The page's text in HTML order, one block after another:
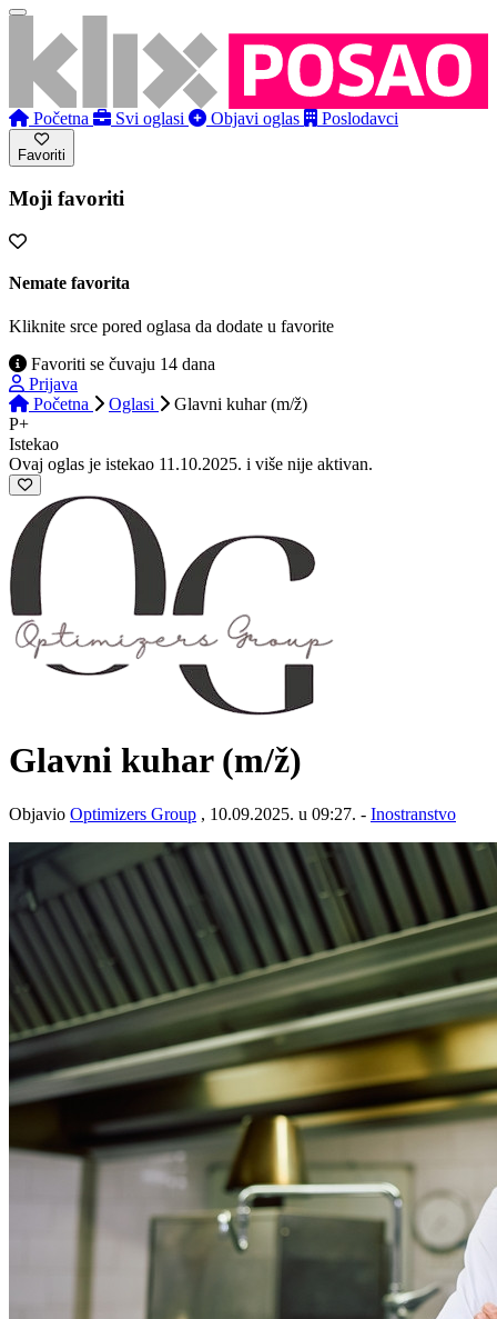
Početna Svi oglasi Objavi oglas Poslodavci
Favoriti
Moji favoriti
Nemate favorita
Kliknite srce pored oglasa da dodate u favorite
Favoriti se čuvaju 14 dana
Prijava
Početna
Oglasi
Glavni kuhar (m/ž)
P+
Istekao
Ovaj oglas je istekao 11.10.2025. i više nije aktivan.
Glavni kuhar (m/ž)
Objavio Optimizers Group , 10.09.2025. u 09:27. - Inostranstvo